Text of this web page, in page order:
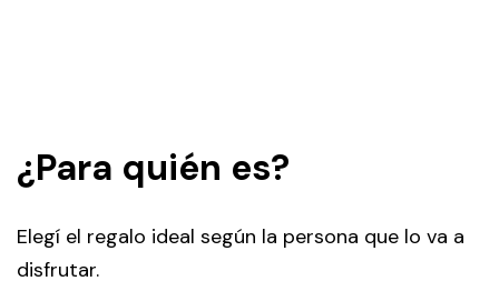
¿Para quién es?
Elegí el regalo ideal según la persona que lo va a
disfrutar.